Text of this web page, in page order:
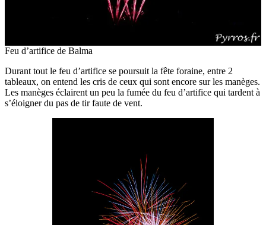
Feu d’artifice de Balma
Durant tout le feu d’artifice se poursuit la fête foraine, entre 2
tableaux, on entend les cris de ceux qui sont encore sur les manèges.
Les manèges éclairent un peu la fumée du feu d’artifice qui tardent à
s’éloigner du pas de tir faute de vent.